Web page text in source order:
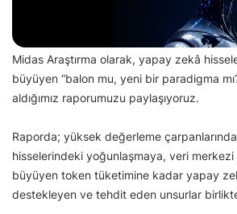
Midas Araştırma olarak, yapay zekâ
büyüyen “balon mu, yeni bir paradigma
aldığımız raporumuzu paylaşıyoruz.
Raporda; yüksek değerleme
hisselerindeki yoğunlaşmaya, veri merkezi
büyüyen token tüketimine kadar yapay
destekleyen ve tehdit eden unsurlar